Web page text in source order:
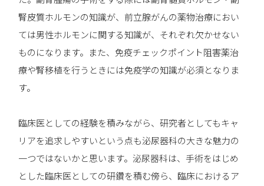
腎皮質ホルモンの知識が、前立腺がんの薬物治療におい
ては男性ホルモンに関する知識が、それぞれ欠かせない
ものになります。また、免疫チェックポイント阻害薬治
療や腎移植を行うときには免疫学の知識が必須となりま
す。
臨床医としての経験を積みながら、研究者としてもキャ
リアを追求しやすいという点も泌尿器科の大きな魅力の
一つではないかと思います。泌尿器科は、手術をはじめ
とした臨床医としての研鑽を積む傍ら、臨床におけるア